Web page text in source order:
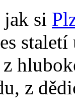
jak si
z